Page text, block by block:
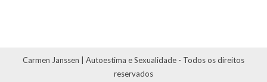
Carmen Janssen | Autoestima e Sexualidade - Todos os direitos
reservados